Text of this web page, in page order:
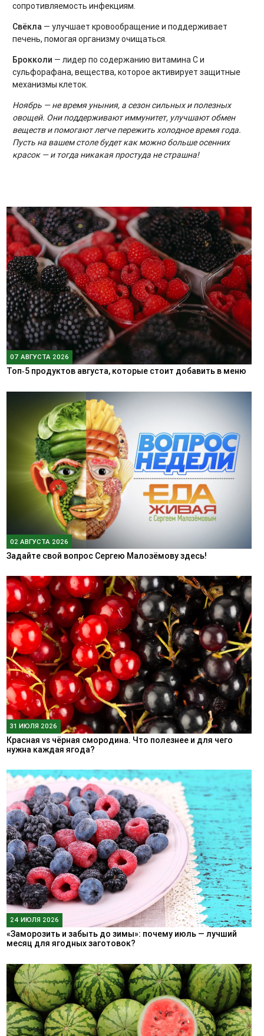
сопротивляемость инфекциям.
Свёкла — улучшает кровообращение и поддерживает
печень, помогая организму очищаться.
Брокколи — лидер по содержанию витамина C и
сульфорафана, вещества, которое активирует защитные
механизмы клеток.
Ноябрь — не время уныния, а сезон сильных и полезных
овощей. Они поддерживают иммунитет, улучшают обмен
веществ и помогают легче пережить холодное время года.
Пусть на вашем столе будет как можно больше осенних
красок — и тогда никакая простуда не страшна!
07 АВГУСТА 2026
Топ‑5 продуктов августа, которые стоит добавить в меню
02 АВГУСТА 2026
Задайте свой вопрос Сергею Малозёмову здесь!
31 ИЮЛЯ 2026
Красная vs чёрная смородина. Что полезнее и для чего
нужна каждая ягода?
24 ИЮЛЯ 2026
«Заморозить и забыть до зимы»: почему июль — лучший
месяц для ягодных заготовок?